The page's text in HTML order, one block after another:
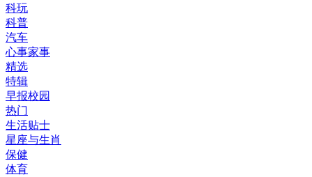
科玩
科普
汽车
心事家事
精选
特辑
早报校园
热门
生活贴士
星座与生肖
保健
体育